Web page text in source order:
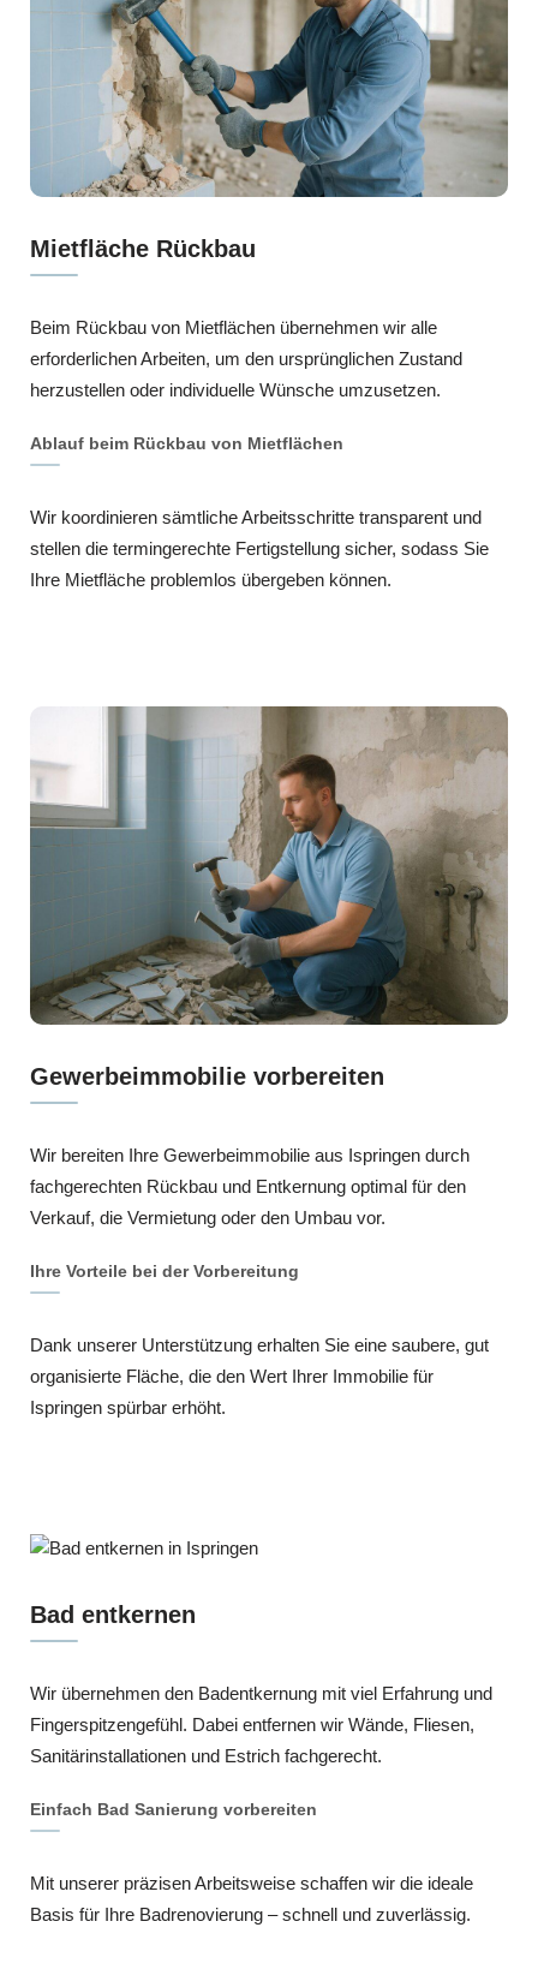
Mietfläche Rückbau
Beim Rückbau von Mietflächen übernehmen wir alle
erforderlichen Arbeiten, um den ursprünglichen Zustand
herzustellen oder individuelle Wünsche umzusetzen.
Ablauf beim Rückbau von Mietflächen
Wir koordinieren sämtliche Arbeitsschritte transparent und
stellen die termingerechte Fertigstellung sicher, sodass Sie
Ihre Mietfläche problemlos übergeben können.
Gewerbeimmobilie vorbereiten
Wir bereiten Ihre Gewerbeimmobilie aus Ispringen durch
fachgerechten Rückbau und Entkernung optimal für den
Verkauf, die Vermietung oder den Umbau vor.
Ihre Vorteile bei der Vorbereitung
Dank unserer Unterstützung erhalten Sie eine saubere, gut
organisierte Fläche, die den Wert Ihrer Immobilie für
Ispringen spürbar erhöht.
Bad entkernen
Wir übernehmen den Badentkernung mit viel Erfahrung und
Fingerspitzengefühl. Dabei entfernen wir Wände, Fliesen,
Sanitärinstallationen und Estrich fachgerecht.
Einfach Bad Sanierung vorbereiten
Mit unserer präzisen Arbeitsweise schaffen wir die ideale
Basis für Ihre Badrenovierung – schnell und zuverlässig.